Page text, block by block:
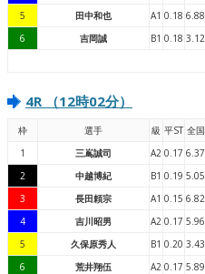
5
田中和也 A1 0.18 6.88
6
吉岡誠 B1 0.18 3.12
4R （12時02分）
枠 選手 級 平ST 全国
1
三嶌誠司 A2 0.17 6.37
2
中越博紀 B1 0.19 5.05
3
長田頼宗 A1 0.15 6.82
4
吉川昭男 A2 0.17 5.96
5
久保原秀人 B1 0.20 3.43
6
荒井翔伍 A2 0.17 5.89